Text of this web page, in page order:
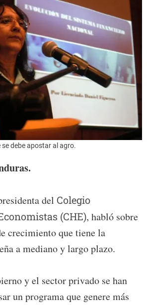
debe apostar al agro.
del Colegio
(CHE), habló sobre
crecimiento que tiene la
a mediano y largo plazo.
y el sector privado se han
un programa que genere más